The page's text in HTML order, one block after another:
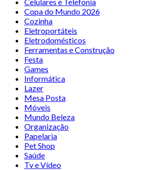
Copa do Mundo 2026
Cozinha
Eletroportáteis
Eletrodomésticos
Ferramentas e Construção
Festa
Games
Informática
Lazer
Mesa Posta
Móveis
Mundo Beleza
Organização
Papelaria
Pet Shop
Saúde
Tv e Vídeo